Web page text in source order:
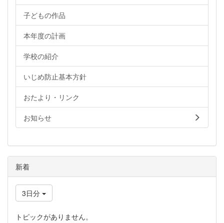
子どもの作品
本年度の計画
学校の紹介
いじめ防止基本方針
おたより・リンク
お知らせ
新着
3日分
トピックがありません。